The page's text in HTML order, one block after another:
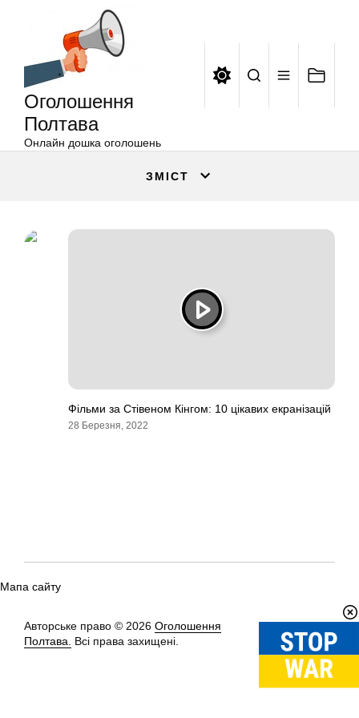
Оголошення
Полтава
Онлайн дошка оголошень
ЗМІСТ
Фільми за Стівеном Кінгом: 10 цікавих екранізацій
28 Березня, 2022
Мапа сайту
Авторське право © 2026 Оголошення
Полтава.
Всі права захищені.
Вгору↑